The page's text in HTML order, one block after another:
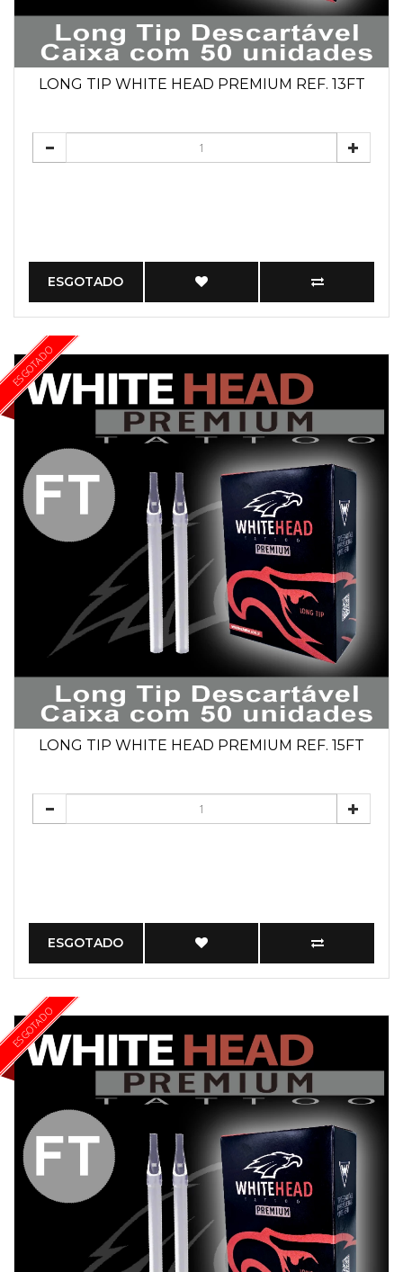
LONG TIP WHITE HEAD PREMIUM REF. 13FT
ESGOTADO
ESGOTADO
LONG TIP WHITE HEAD PREMIUM REF. 15FT
ESGOTADO
ESGOTADO